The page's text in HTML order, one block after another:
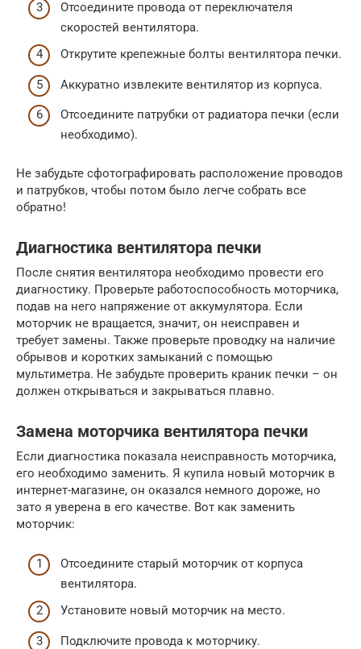
Отсоедините провода от переключателя
скоростей вентилятора.
Открутите крепежные болты вентилятора печки.
Аккуратно извлеките вентилятор из корпуса.
Отсоедините патрубки от радиатора печки (если
необходимо).
Не забудьте сфотографировать расположение проводов
и патрубков, чтобы потом было легче собрать все
обратно!
Диагностика вентилятора печки
После снятия вентилятора необходимо провести его
диагностику. Проверьте работоспособность моторчика,
подав на него напряжение от аккумулятора. Если
моторчик не вращается, значит, он неисправен и
требует замены. Также проверьте проводку на наличие
обрывов и коротких замыканий с помощью
мультиметра. Не забудьте проверить краник печки – он
должен открываться и закрываться плавно.
Замена моторчика вентилятора печки
Если диагностика показала неисправность моторчика,
его необходимо заменить. Я купила новый моторчик в
интернет-магазине, он оказался немного дороже, но
зато я уверена в его качестве. Вот как заменить
моторчик:
Отсоедините старый моторчик от корпуса
вентилятора.
Установите новый моторчик на место.
Подключите провода к моторчику.